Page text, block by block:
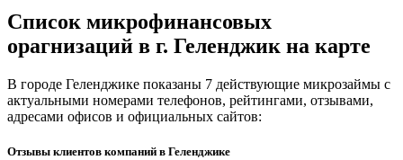
Список микрофинансовых
орагнизаций в г. Геленджик на карте
В городе Геленджике показаны 7 действующие микрозаймы с
актуальными номерами телефонов, рейтингами, отзывами,
адресами офисов и официальных сайтов:
Отзывы клиентов компаний в Геленджике